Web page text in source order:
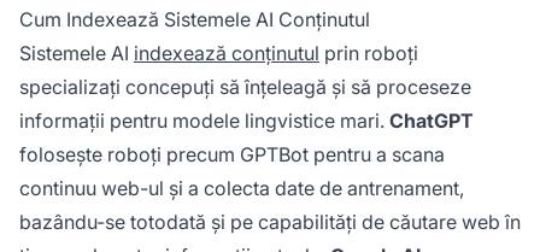
Cum Indexează Sistemele AI Conținutul
Sistemele AI indexează conținutul prin roboți
specializați concepuți să înțeleagă și să proceseze
informații pentru modele lingvistice mari. ChatGPT
folosește roboți precum GPTBot pentru a scana
continuu web-ul și a colecta date de antrenament,
bazându-se totodată și pe capabilități de căutare web în